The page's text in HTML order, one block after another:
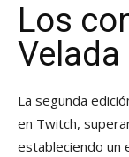
Los
Velada
La segunda
en Twitch,
estableciendo un